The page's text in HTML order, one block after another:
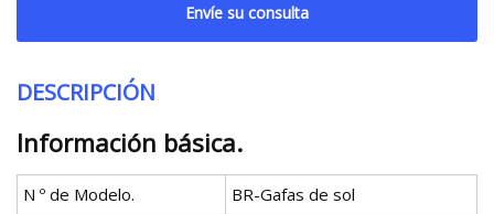
Envíe su consulta
DESCRIPCIÓN
Información básica.
N º de Modelo.
BR-Gafas de sol